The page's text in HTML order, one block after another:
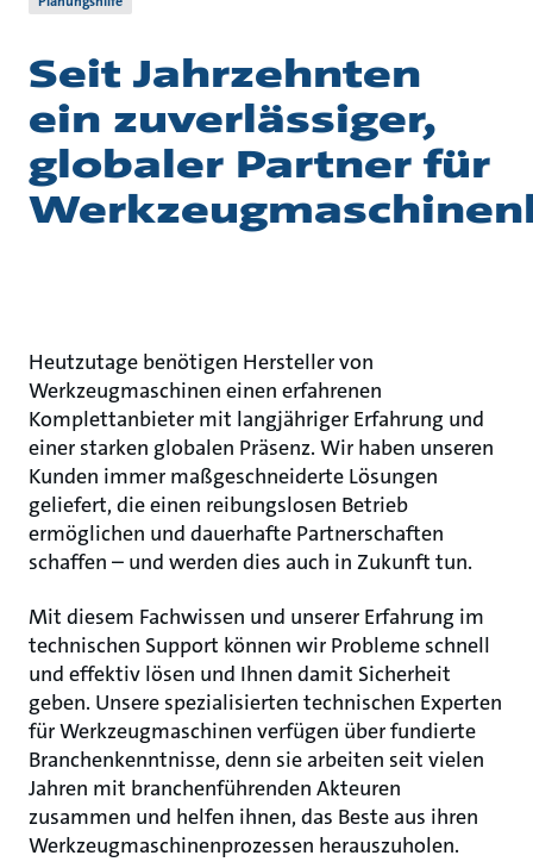
Seit Jahrzehnten
ein zuverlässiger,
globaler Partner für
Heutzutage benötigen Hersteller von
Werkzeugmaschinen einen erfahrenen
Komplettanbieter mit langjähriger Erfahrung und
einer starken globalen Präsenz. Wir haben unseren
Kunden immer maßgeschneiderte Lösungen
geliefert, die einen reibungslosen Betrieb
ermöglichen und dauerhafte Partnerschaften
schaffen – und werden dies auch in Zukunft tun.
Mit diesem Fachwissen und unserer Erfahrung im
technischen Support können wir Probleme schnell
und effektiv lösen und Ihnen damit Sicherheit
geben. Unsere spezialisierten technischen Experten
für Werkzeugmaschinen verfügen über fundierte
Branchenkenntnisse, denn sie arbeiten seit vielen
Jahren mit branchenführenden Akteuren
zusammen und helfen ihnen, das Beste aus ihren
Werkzeugmaschinenprozessen herauszuholen.